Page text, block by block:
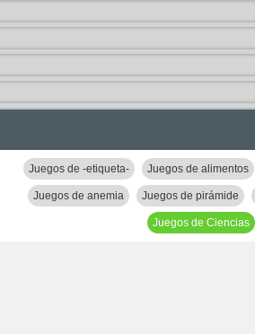
Juegos de -etiqueta- Juegos de alimentos
Juegos de anemia Juegos de pirámide
Juegos de Ciencias